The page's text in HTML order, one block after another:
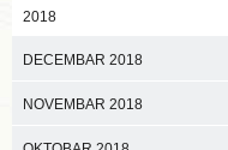
2018
DECEMBAR 2018
NOVEMBAR 2018